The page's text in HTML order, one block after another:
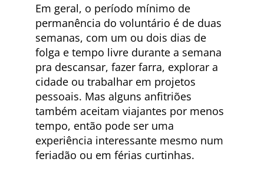
Em geral, o período mínimo de
permanência do voluntário é de duas
semanas, com um ou dois dias de
folga e tempo livre durante a semana
pra descansar, fazer farra, explorar a
cidade ou trabalhar em projetos
pessoais. Mas alguns anfitriões
também aceitam viajantes por menos
tempo, então pode ser uma
experiência interessante mesmo num
feriadão ou em férias curtinhas.